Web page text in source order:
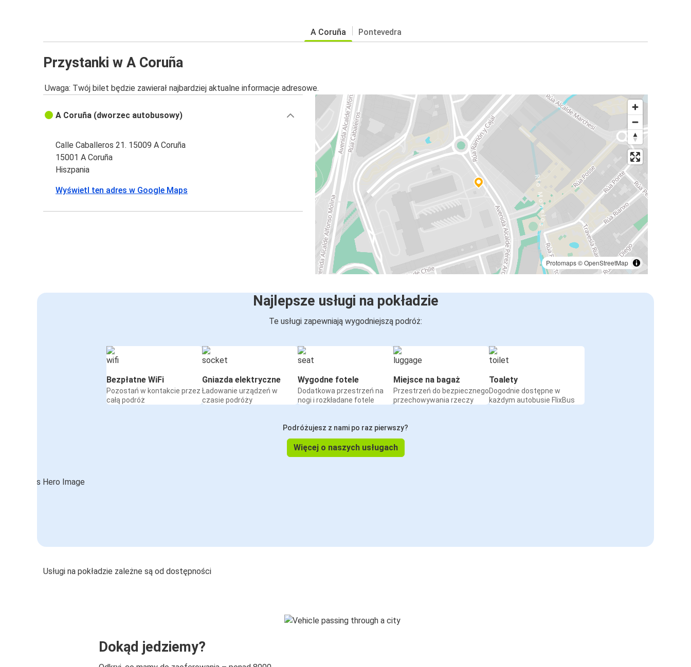
A Coruña Pontevedra
Przystanki w A Coruña
Uwaga: Twój bilet będzie zawierał najbardziej aktualne informacje adresowe.
Protomaps©OpenStreetMap
A Coruña (dworzec autobusowy)
Calle Caballeros 21. 15009 A Coruña
15001 A Coruña
Hiszpania
Wyświetl ten adres w Google Maps
Najlepsze usługi na pokładzie
Te usługi zapewniają wygodniejszą podróż:
Bezpłatne WiFi
Pozostań w kontakcie przez
całą podróż
Gniazda elektryczne
Ładowanie urządzeń w
czasie podróży
Wygodne fotele
Dodatkowa przestrzeń na
nogi i rozkładane fotele
Miejsce na bagaż
Przestrzeń do bezpiecznego
przechowywania rzeczy
Toalety
Dogodnie dostępne w
każdym autobusie FlixBus
Podróżujesz z nami po raz pierwszy?
Więcej o naszych usługach
Usługi na pokładzie zależne są od dostępności
Dokąd jedziemy?